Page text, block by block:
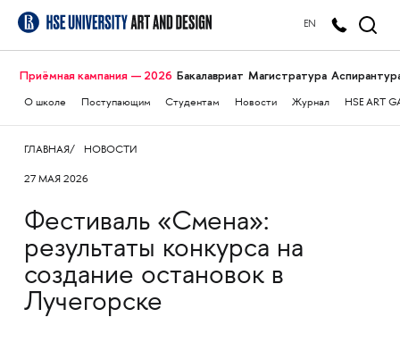
EN
Приёмная кампания — 2026 Бакалавриат Магистратура
О школе Поступающим Студентам Новости Журнал HSE ART
ГЛАВНАЯ НОВОСТИ
27 МАЯ 2026
Фестиваль «Смена»:
результаты конкурса на
создание остановок в
Лучегорске